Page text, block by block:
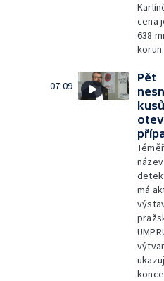
cena
638
korun.
07:09
Pět
název
má